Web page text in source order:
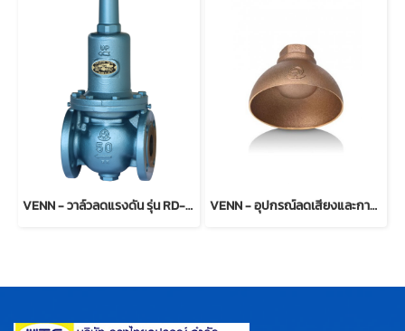
VENN - วาล์วลดแรงดัน รุ่น RD-14W, RD-14H, RD-14CN VENN - อุปกรณ์ลดเสียงและการสั่นสะเทือน Model QH-2